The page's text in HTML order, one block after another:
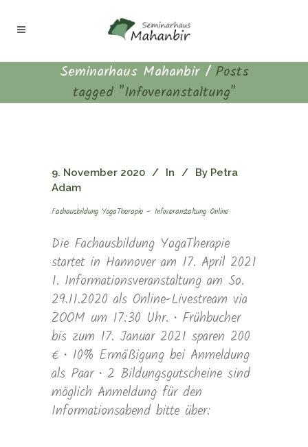
Seminarhaus Mahanbir/ Posts
tagged "Infoveranstaltung"
9. November 2020 In By Petra
Adam
Fachausbildung YogaTherapie – Infoveranstaltung Online
Die Fachausbildung YogaTherapie
startet in Hannover am 17. April 2021
1. Informationsveranstaltung am So.
29.11.2020 als Online-Livestream via
ZOOM um 17:30 Uhr. • Frühbucher
bis zum 17. Januar 2021 sparen 200
€ • 10% Ermäßigung bei Anmeldung
als Paar • 2 Bildungsgutscheine sind
möglich Anmeldung für den
Informationsabend bitte über: